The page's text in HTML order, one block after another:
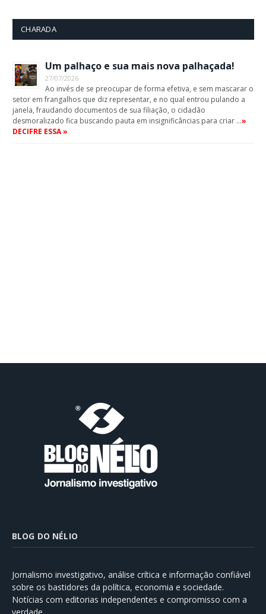
CHARADA
Um palhaço e sua mais nova palhaçada!
27/07/2026
Ao invés de se preocupar de forma efetiva, e sem mascarar o
setor em frangalhos que diz representar, e no qual entrou pulando a
janela, fraudando documentos de sua filiação, o cidadão
desmoralizado fica buscando pauta em insignificâncias para criar …»
DECIFRE ESSA »
BLOG DO NÉLIO
Jornalismo investigativo, análise crítica e informação confiável
sobre os bastidores da política, economia e sociedade.
Notícias com editorias independentes e compromisso com a